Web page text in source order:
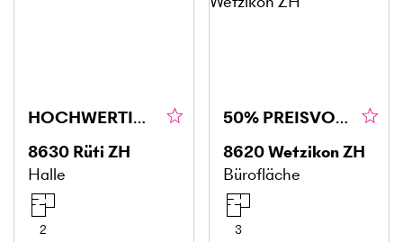
HOCHWERTIG UND VIELSEITIG NUTZBAR
8630 Rüti ZH
Halle
2
50% PREISVORTEIL FÜR 1 JAHR AN PERFEKTER LAGE
8620Wetzikon ZH
Bürofläche
3